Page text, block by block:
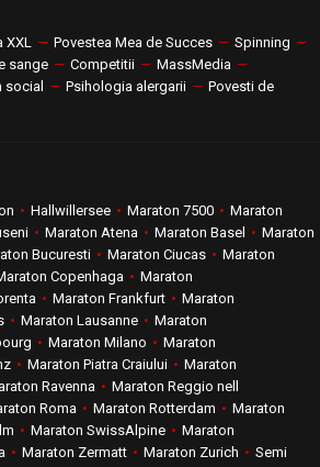
XXL — Povestea Mea de Succes — Spinning —
sange — Competitii — MassMedia —
social — Psihologia alergarii — Povesti de
• Hallwillersee • Maraton 7500 • Maraton
• Maraton Atena • Maraton Basel • Maraton
Bucuresti • Maraton Ciucas • Maraton
Copenhaga • Maraton
• Maraton Frankfurt • Maraton
• Maraton Lausanne • Maraton
• Maraton Milano • Maraton
• Maraton Piatra Craiului • Maraton
Ravenna • Maraton Reggio nell
Roma • Maraton Rotterdam • Maraton
• Maraton SwissAlpine • Maraton
• Maraton Zermatt • Maraton Zurich • Semi